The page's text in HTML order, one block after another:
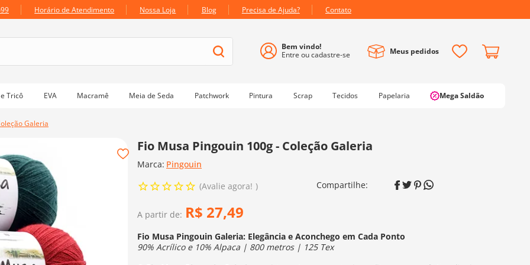
Horário de Atendimento Nossa Loja Blog Precisa de Ajuda? Contato
Meus pedidos
Tricô EVA Macramê Meia de Seda Patchwork Pintura Scrap Tecidos Papelaria Mega Saldão
Galeria
Fio Musa Pingouin 100g - Coleção Galeria
Marca: Pingouin
Avalie agora!
A partir de: R$ 27,49
Fio Musa Pingouin Galeria: Elegância e Aconchego em Cada Ponto
90% Acrílico e 10% Alpaca | 800 metros | 125 Tex